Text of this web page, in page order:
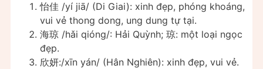
怡佳 /yí jiā/ (Di Giai): xinh đẹp, phóng khoáng,
vui vẻ thong dong, ung dung tự tại.
海琼 /hǎi qióng/: Hải Quỳnh; 琼: một loại ngọc
đẹp.
欣妍:/xīn yán/ (Hân Nghiên): xinh đẹp, vui vẻ.